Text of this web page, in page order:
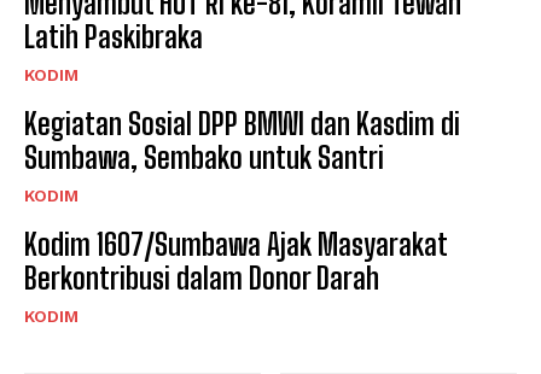
Latih Paskibraka
KODIM
Kegiatan Sosial DPP BMWI dan Kasdim di
Sumbawa, Sembako untuk Santri
KODIM
Kodim 1607/Sumbawa Ajak Masyarakat
Berkontribusi dalam Donor Darah
KODIM